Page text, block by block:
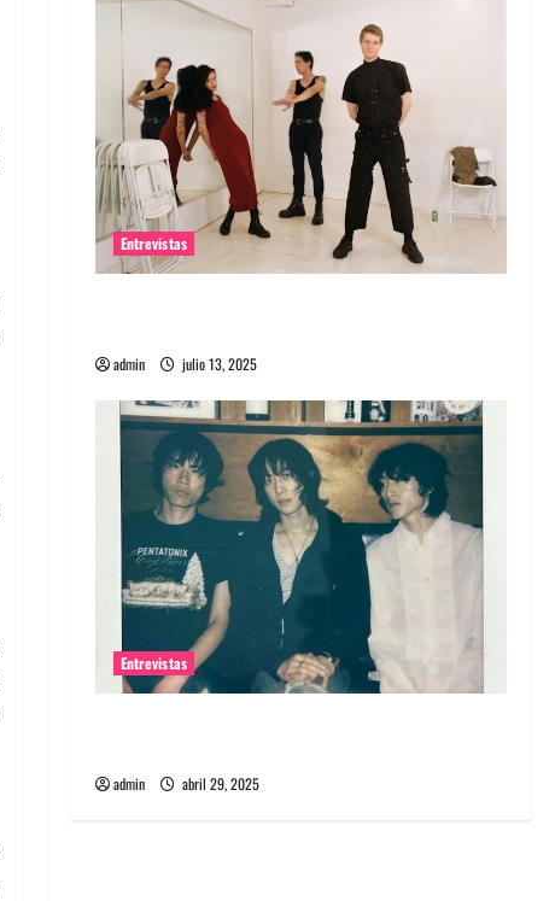
Entrevistas
admin julio 13, 2025
Entrevistas
admin abril 29, 2025